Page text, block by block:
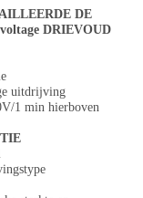
DE
DRIEVOUD
uitdrijving
1 min hierboven